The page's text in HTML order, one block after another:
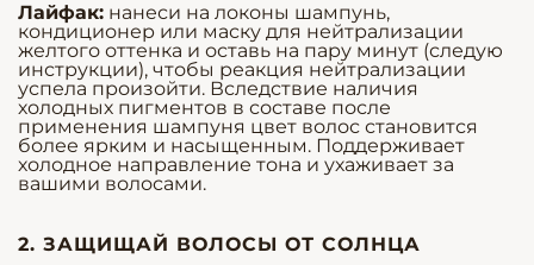
Лайфак: нанеси на локоны шампунь,
кондиционер или маску для нейтрализации
желтого оттенка и оставь на пару минут (следую
инструкции), чтобы реакция нейтрализации
успела произойти. Вследствие наличия
холодных пигментов в составе после
применения шампуня цвет волос становится
более ярким и насыщенным. Поддерживает
холодное направление тона и ухаживает за
вашими волосами.
2. ЗАЩИЩАЙ ВОЛОСЫ ОТ СОЛНЦА